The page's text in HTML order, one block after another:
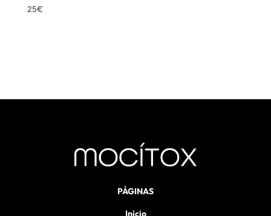
25€
PÁGINAS
Inicio